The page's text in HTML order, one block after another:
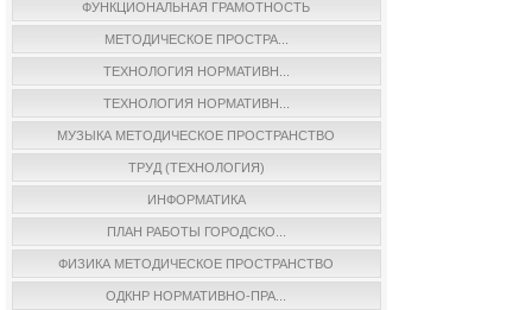
ФУНКЦИОНАЛЬНАЯ ГРАМОТНОСТЬ
МЕТОДИЧЕСКОЕ ПРОСТРА...
ТЕХНОЛОГИЯ НОРМАТИВН...
ТЕХНОЛОГИЯ НОРМАТИВН...
МУЗЫКА МЕТОДИЧЕСКОЕ ПРОСТРАНСТВО
ТРУД (ТЕХНОЛОГИЯ)
ИНФОРМАТИКА
ПЛАН РАБОТЫ ГОРОДСКО...
ФИЗИКА МЕТОДИЧЕСКОЕ ПРОСТРАНСТВО
ОДКНР НОРМАТИВНО-ПРА...